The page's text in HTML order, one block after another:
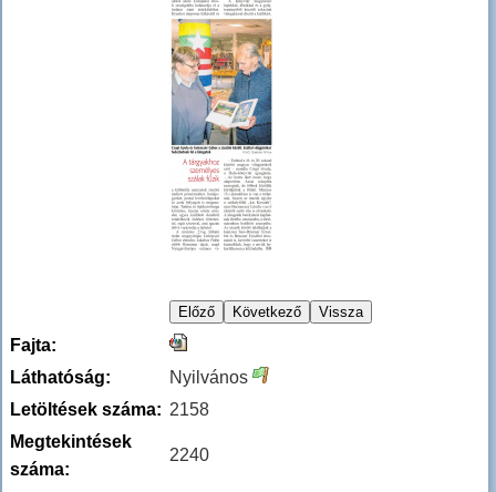
Fajta:
Láthatóság:
Nyilvános
Letöltések száma: 2158
Megtekintések
száma:
2240